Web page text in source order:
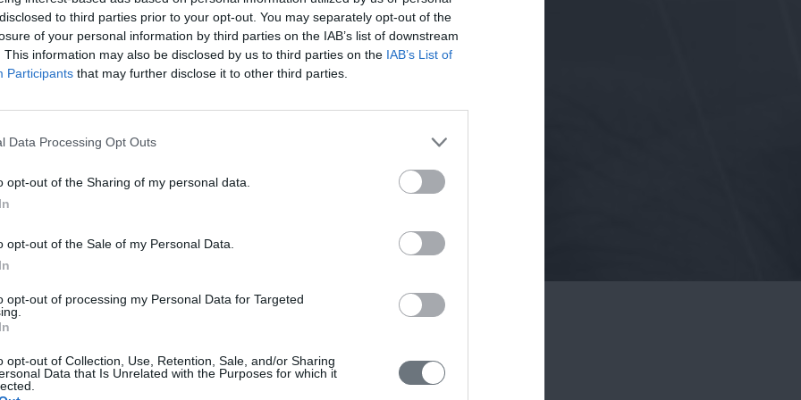
to third parties prior to your opt-out. You may separately opt-out of the
of your personal information by third parties on the IAB’s list of downstream
This information may also be disclosed by us to third parties on the IAB’s List of
Participants that may further disclose it to other third parties.
Data Processing Opt Outs
opt-out of the Sharing of my personal data.
opt-out of the Sale of my Personal Data.
opt-out of processing my Personal Data for Targeted
opt-out of Collection, Use, Retention, Sale, and/or Sharing
Data that Is Unrelated with the Purposes for which it
μηνύματα εμφανίζονται ταυτόχρονα με τα οργανικά αποτελέσματα
καλοκαίρι
Η εταιρεία μας θα παραμείνει κλειστή
Καλές διακοπές!